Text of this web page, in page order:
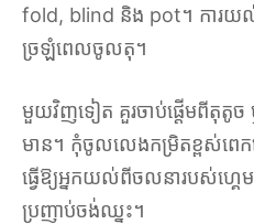
fold, blind និង pot។ ការយល់ព
ច្រឡំពេលចូលតុ។
មួយវិញទៀត គួរចាប់ផ្តើមពីតុតូ
មាន។ កុំចូលលេងកម្រិតខ្ពស់ពេក
ធ្វើឱ្យអ្នកយល់ពីចលនារបស់ហ្គេ
ប្រញាប់ចង់ឈ្នះ។